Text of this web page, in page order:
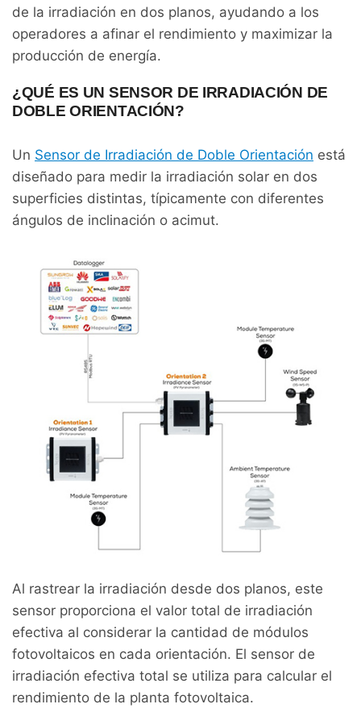
de la irradiación en dos planos, ayudando a los
operadores a afinar el rendimiento y maximizar la
producción de energía.
¿QUÉ ES UN SENSOR DE IRRADIACIÓN DE
DOBLE ORIENTACIÓN?
Un Sensor de Irradiación de Doble Orientación está
diseñado para medir la irradiación solar en dos
superficies distintas, típicamente con diferentes
ángulos de inclinación o acimut.
Al rastrear la irradiación desde dos planos, este
sensor proporciona el valor total de irradiación
efectiva al considerar la cantidad de módulos
fotovoltaicos en cada orientación. El sensor de
irradiación efectiva total se utiliza para calcular el
rendimiento de la planta fotovoltaica.